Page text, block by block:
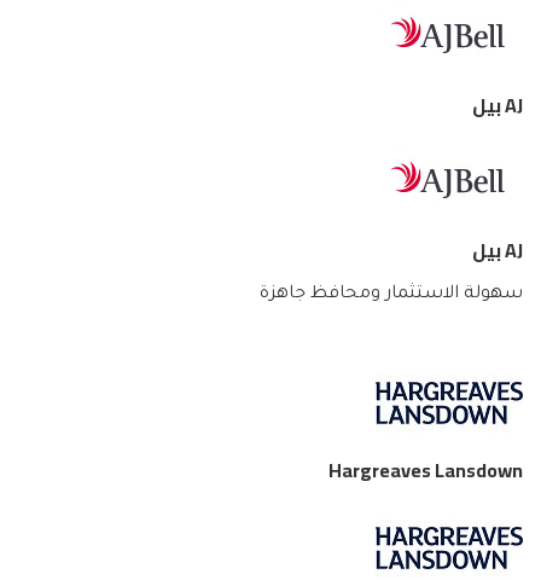
AJ بيل
AJ بيل
سهولة الاستثمار ومحافظ جاهزة
Hargreaves Lansdown